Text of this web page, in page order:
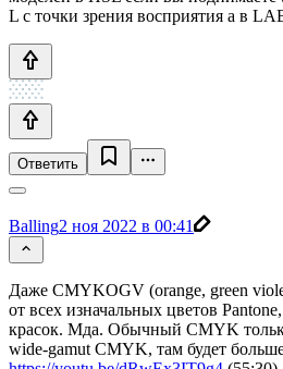
L с точки зрения восприятия а в
Ответить
Balling2 ноя 2022 в 00:41
Дажe CMYKOGV (orange, green
от всех изначальных цветов
красок. Мда. Обычный CMYK
wide-gamut CMYK, там будет